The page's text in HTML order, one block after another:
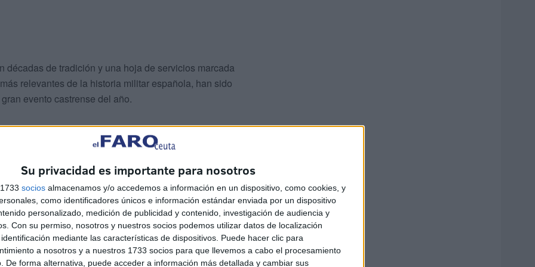
Su privacidad es importante para nosotros
socios almacenamos y/o accedemos a información en un dispositivo, como cookies, y
como identificadores únicos e información estándar enviada por un dispositivo
personalizado, medición de publicidad y contenido, investigación de audiencia y
Con su permiso, nosotros y nuestros socios podemos utilizar datos de localización
mediante las características de dispositivos. Puede hacer clic para
a nosotros y a nuestros 1733 socios para que llevemos a cabo el procesamiento
De forma alternativa, puede acceder a información más detallada y cambiar sus
décadas de tradición y una hoja de servicios marcada
relevantes de la historia militar española, han sido
evento castrense del año.
1º de La Legión, y el Tabor de
su paso.
@COMGECEU_ET
e0CBB5YToC
(@COMGEMEL_ET)October 9,